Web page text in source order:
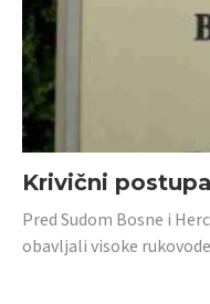
Krivični
Pred Sudom Bosne i
obavljali visoke